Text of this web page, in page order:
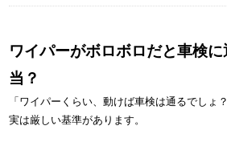
ワイパーがボロボロだと車検
当？
「ワイパーくらい、動けば車検は通るでしょ
実は厳しい基準があります。